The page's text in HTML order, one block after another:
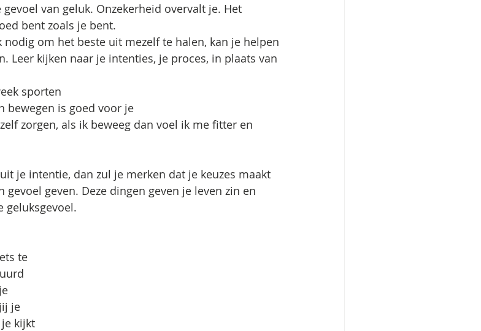
van geluk. Onzekerheid overvalt je. Het
bent zoals je bent.
nodig om het beste uit mezelf te halen, kan je helpen
Leer kijken naar je intenties, je proces, in plaats van
sporten
bewegen is goed voor je
zorgen, als ik beweeg dan voel ik me fitter en
je intentie, dan zul je merken dat je keuzes maakt
geven. Deze dingen geven je leven zin en
geluksgevoel.
te
je
je kijkt